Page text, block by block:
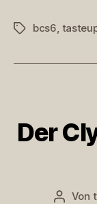
Schlagwörter
bcs6,
Der
Von